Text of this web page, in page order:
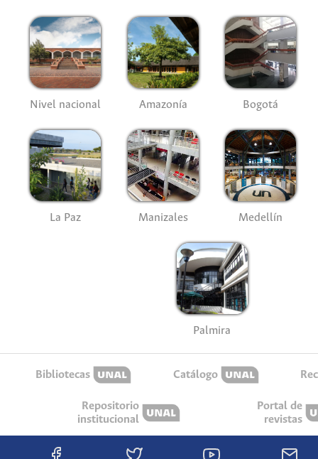
Nivel nacional Amazonía Bogotá
La Paz Manizales Medellín
Palmira
Bibliotecas Catálogo
Repositorio
institucional
Portal de
revistas